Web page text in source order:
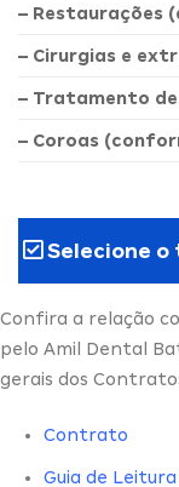
– Restaurações
– Cirurgias e
– Tratamento
– Coroas
Selecione
Confira a relação
pelo Amil Dental
gerais dos
Contrato
Guia de